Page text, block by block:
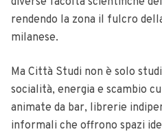
rendendo la zona il fulcro
milanese.
Ma Città Studi non è solo
socialità, energia e scambio
animate da bar, librerie
informali che offrono spazi